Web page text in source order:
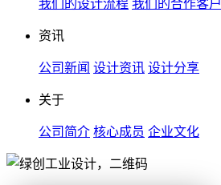
我们的设计流程 我们的合作客户
资讯
公司新闻 设计资讯 设计分享
关于
公司简介 核心成员 企业文化